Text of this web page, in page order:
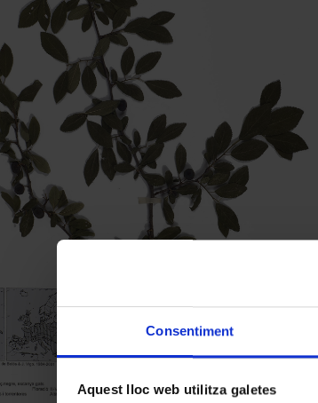
Consentiment
Aquest lloc web utilitza galetes